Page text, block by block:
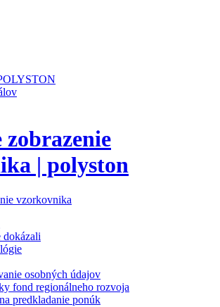
| polyston
dokázali
osobných údajov
fond regionálneho rozvoja
predkladanie ponúk